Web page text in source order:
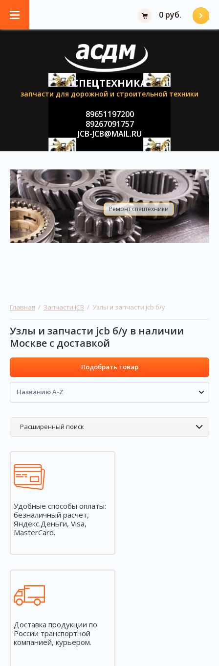
0 руб.
СПЕЦТЕХНИКА
запчасти для дорожной и строительной техники
89651197200
89267091757
JCB-JCB@MAIL.RU
Ремонт спецтехники
Главная
  /
Запчасти JCB
  /  Узлы и запчасти jcb б/у
Узлы и запчасти jcb б/у в наличии
Москве с доставкой
Подобрать товар
Названию A-Z
Расширенный поиск
Удобные способы оплаты:
безналичный расчет,
Яндекс.Деньги, Visa,
MasterCard.
Доставка продукции по
России транспортной
компанией, курьером.